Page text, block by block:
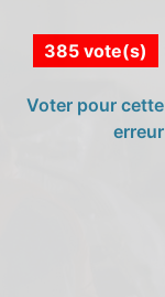
385 vote(s)
Voter pour cette
erreur